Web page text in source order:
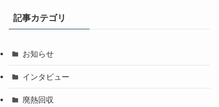
記事カテゴリ
お知らせ
インタビュー
廃熱回収